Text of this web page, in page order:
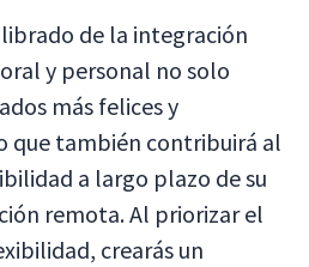
de la integración
y personal no solo
más felices y
que también contribuirá al
a largo plazo de su
remota. Al priorizar el
crearás un